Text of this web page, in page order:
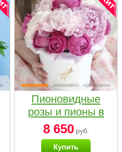
Пионовидные
розы и пионы в
белой коробке
Small
8 650руб.
Купить